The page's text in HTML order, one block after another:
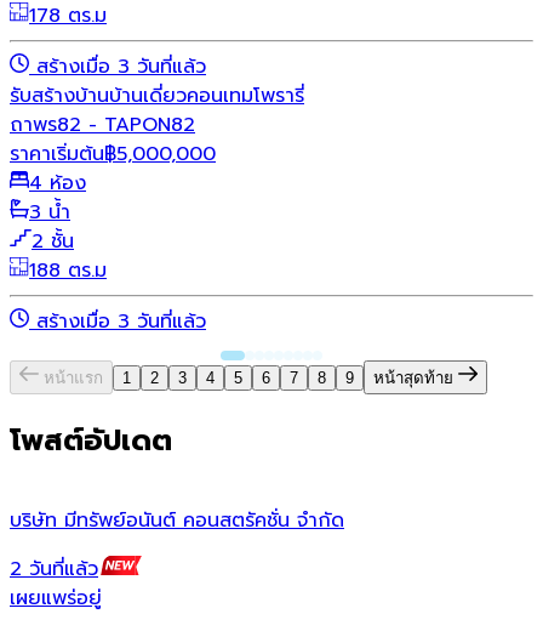
178 ตร.ม
สร้างเมื่อ 3 วันที่แล้ว
รับสร้างบ้านบ้านเดี่ยวคอนเทมโพรารี่
ถาพร82 - TAPON82
ราคาเริ่มต้น฿5,000,000
4 ห้อง
3 น้ำ
2 ชั้น
188 ตร.ม
สร้างเมื่อ 3 วันที่แล้ว
หน้าแรก 1 2 3 4 5 6 7 8 9 หน้าสุดท้าย
โพสต์อัปเดต
บริษัท มีทรัพย์อนันต์ คอนสตรัคชั่น จํากัด
2 วันที่แล้ว
เผยแพร่อยู่